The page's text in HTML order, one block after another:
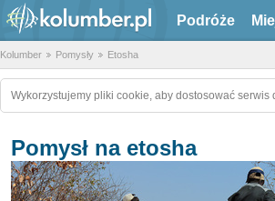
Podróże
Kolumber Pomysły Etosha
Wykorzystujemy pliki cookie, aby dostosować
Pomysł na etosha